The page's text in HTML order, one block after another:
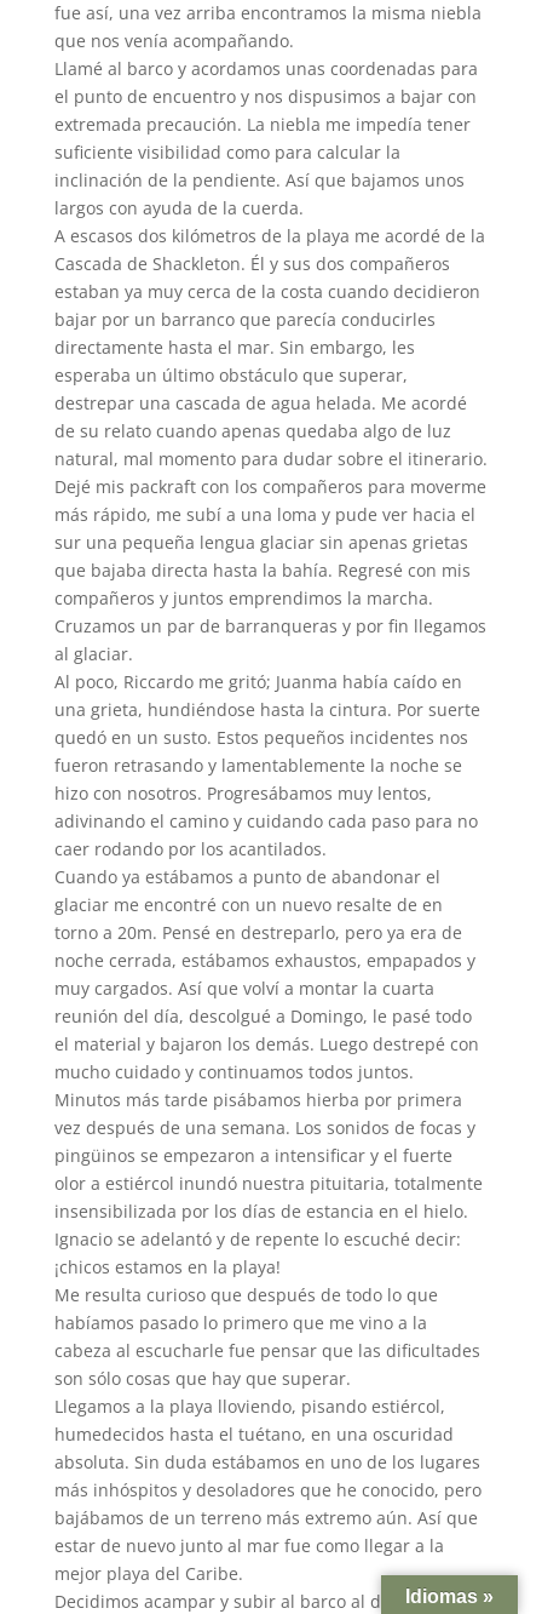
fue así, una vez arriba encontramos la misma niebla
que nos venía acompañando.
Llamé al barco y acordamos unas coordenadas para
el punto de encuentro y nos dispusimos a bajar con
extremada precaución. La niebla me impedía tener
suficiente visibilidad como para calcular la
inclinación de la pendiente. Así que bajamos unos
largos con ayuda de la cuerda.
A escasos dos kilómetros de la playa me acordé de la
Cascada de Shackleton. Él y sus dos compañeros
estaban ya muy cerca de la costa cuando decidieron
bajar por un barranco que parecía conducirles
directamente hasta el mar. Sin embargo, les
esperaba un último obstáculo que superar,
destrepar una cascada de agua helada. Me acordé
de su relato cuando apenas quedaba algo de luz
natural, mal momento para dudar sobre el itinerario.
Dejé mis packraft con los compañeros para moverme
más rápido, me subí a una loma y pude ver hacia el
sur una pequeña lengua glaciar sin apenas grietas
que bajaba directa hasta la bahía. Regresé con mis
compañeros y juntos emprendimos la marcha.
Cruzamos un par de barranqueras y por fin llegamos
al glaciar.
Al poco, Riccardo me gritó; Juanma había caído en
una grieta, hundiéndose hasta la cintura. Por suerte
quedó en un susto. Estos pequeños incidentes nos
fueron retrasando y lamentablemente la noche se
hizo con nosotros. Progresábamos muy lentos,
adivinando el camino y cuidando cada paso para no
caer rodando por los acantilados.
Cuando ya estábamos a punto de abandonar el
glaciar me encontré con un nuevo resalte de en
torno a 20m. Pensé en destreparlo, pero ya era de
noche cerrada, estábamos exhaustos, empapados y
muy cargados. Así que volví a montar la cuarta
reunión del día, descolgué a Domingo, le pasé todo
el material y bajaron los demás. Luego destrepé con
mucho cuidado y continuamos todos juntos.
Minutos más tarde pisábamos hierba por primera
vez después de una semana. Los sonidos de focas y
pingüinos se empezaron a intensificar y el fuerte
olor a estiércol inundó nuestra pituitaria, totalmente
insensibilizada por los días de estancia en el hielo.
Ignacio se adelantó y de repente lo escuché decir:
¡chicos estamos en la playa!
Me resulta curioso que después de todo lo que
habíamos pasado lo primero que me vino a la
cabeza al escucharle fue pensar que las dificultades
son sólo cosas que hay que superar.
Llegamos a la playa lloviendo, pisando estiércol,
humedecidos hasta el tuétano, en una oscuridad
absoluta. Sin duda estábamos en uno de los lugares
más inhóspitos y desoladores que he conocido, pero
bajábamos de un terreno más extremo aún. Así que
estar de nuevo junto al mar fue como llegar a la
mejor playa del Caribe.
Decidimos acampar y subir al barco al día siguiente,
Idiomas »